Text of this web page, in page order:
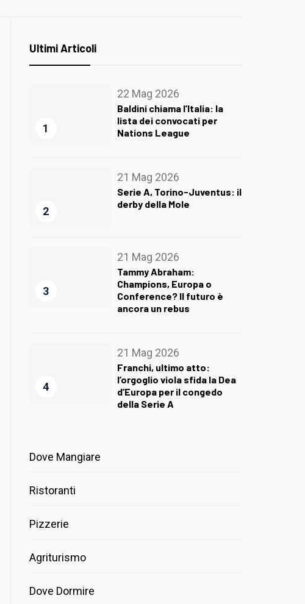
Ultimi Articoli
1
22 Mag 2026
Baldini chiama l’Italia: la
lista dei convocati per
Nations League
2
21 Mag 2026
Serie A, Torino-Juventus: il
derby della Mole
3
21 Mag 2026
Tammy Abraham:
Champions, Europa o
Conference? Il futuro è
ancora un rebus
4
21 Mag 2026
Franchi, ultimo atto:
l’orgoglio viola sfida la Dea
d’Europa per il congedo
della Serie A
Dove Mangiare
Ristoranti
Pizzerie
Agriturismo
Dove Dormire